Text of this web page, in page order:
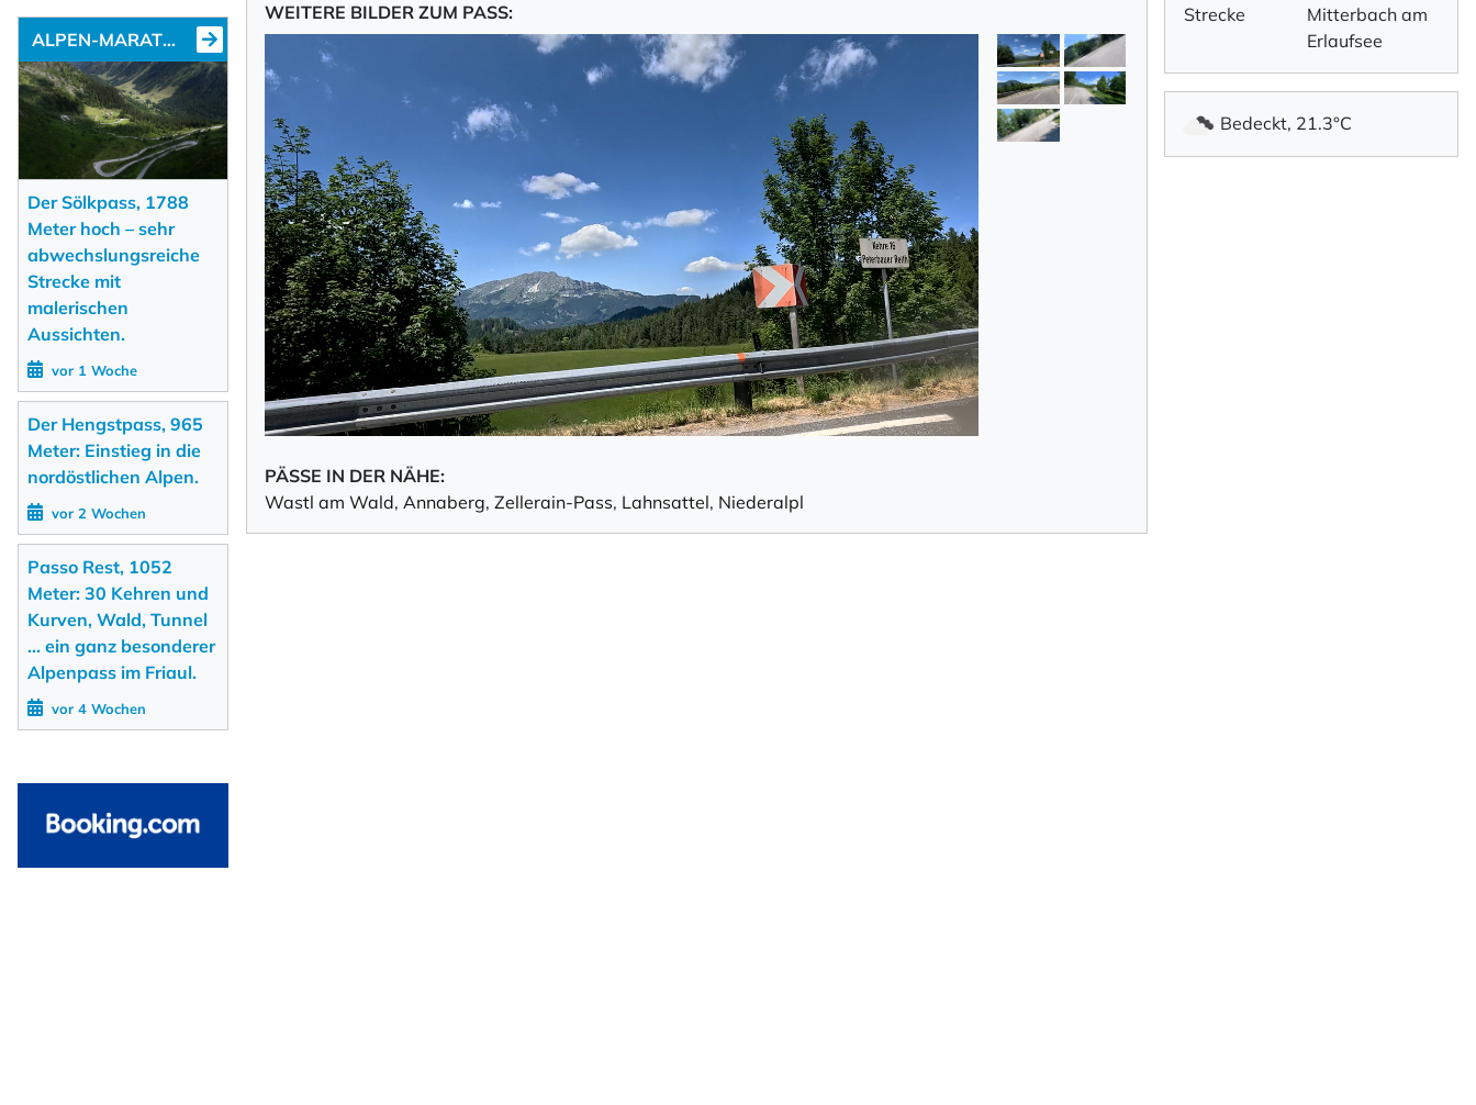
ALPEN-MARATHON NEWS
Der Sölkpass, 1788
Meter hoch – sehr
abwechslungsreiche
Strecke mit
malerischen
Aussichten.
vor 1 Woche
Der Hengstpass, 965
Meter: Einstieg in die
nordöstlichen Alpen.
vor 2 Wochen
Passo Rest, 1052
Meter: 30 Kehren und
Kurven, Wald, Tunnel
... ein ganz besonderer
Alpenpass im Friaul.
vor 4 Wochen
WEITERE BILDER ZUM PASS:
PÄSSE IN DER NÄHE:
Wastl am Wald, Annaberg, Zellerain-Pass, Lahnsattel, Niederalpl
Strecke
Mitterbach am
Erlaufsee
Bedeckt, 21.3°C